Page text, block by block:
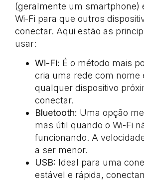
(geralmente um smartphone)
Wi-Fi para que outros
conectar. Aqui estão as
usar:
Wi-Fi: É o método mais
cria uma rede com nome
qualquer dispositivo
conectar.
Bluetooth: Uma opção
mas útil quando o Wi-Fi
funcionando. A
a ser menor.
USB: Ideal para uma
estável e rápida,